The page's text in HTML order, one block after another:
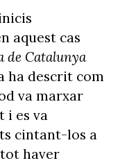
aquest cas
de Catalunya
ha descrit com
va marxar
i es va
cintant-los a
haver